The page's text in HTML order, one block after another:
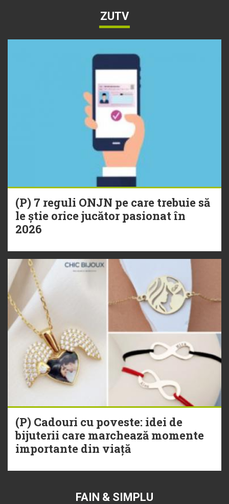
ZUTV
(P) 7 reguli ONJN pe care trebuie să
le știe orice jucător pasionat în
2026
(P) Cadouri cu poveste: idei de
bijuterii care marchează momente
importante din viață
FAIN & SIMPLU